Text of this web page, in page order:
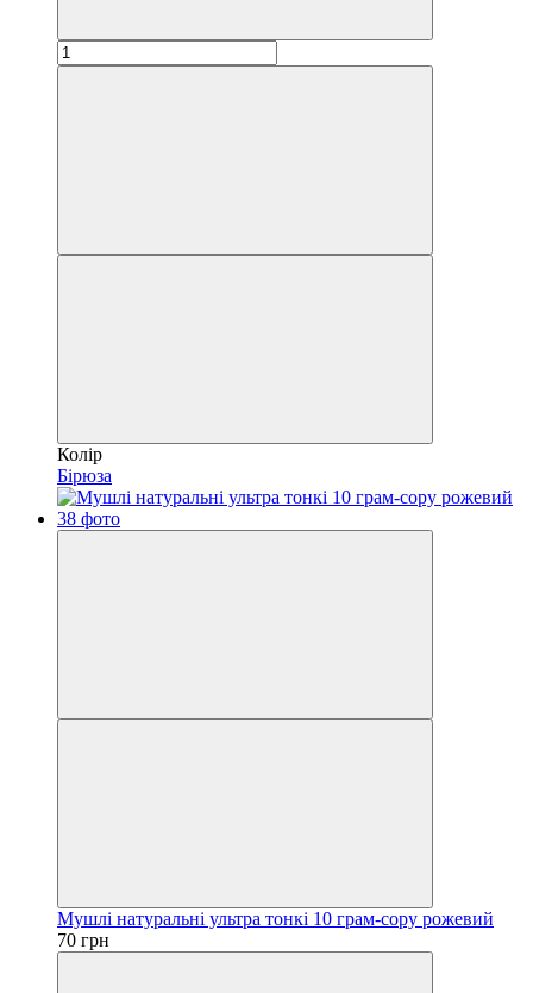
Колір
Бірюза
Мушлі натуральні ультра тонкі 10 грам-copy рожевий
70 грн